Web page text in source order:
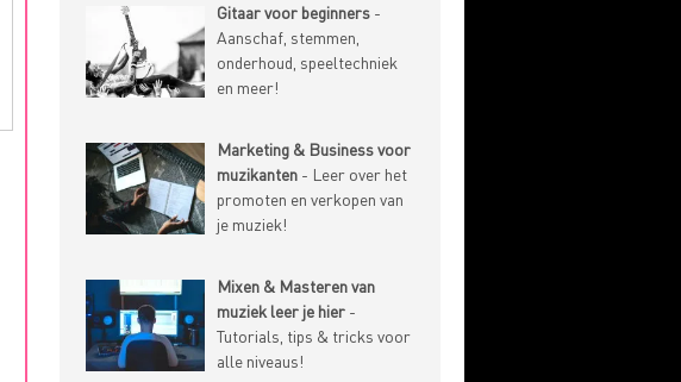
Gitaar voor beginners -
Aanschaf, stemmen,
onderhoud, speeltechniek
en meer!
Marketing & Business voor
muzikanten - Leer over het
promoten en verkopen van
je muziek!
Mixen & Masteren van
muziek leer je hier -
Tutorials, tips & tricks voor
alle niveaus!